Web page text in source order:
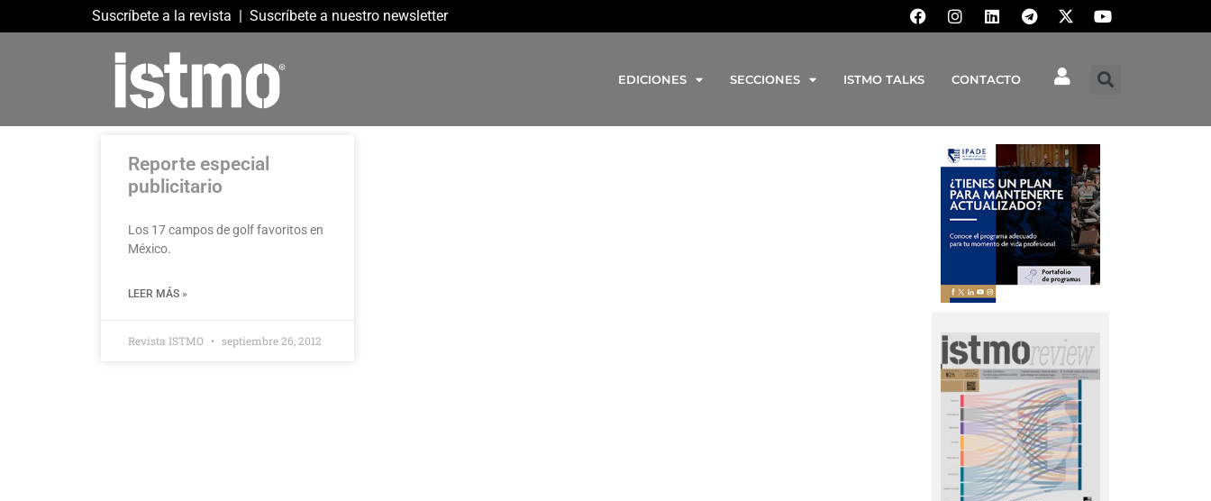
Suscríbete a la revista | Suscríbete a nuestro newsletter
EDICIONES SECCIONES ISTMO TALKS CONTACTO
Reporte especial
publicitario
Los 17 campos de golf favoritos en
México.
LEER MÁS »
Revista ISTMO septiembre 26, 2012